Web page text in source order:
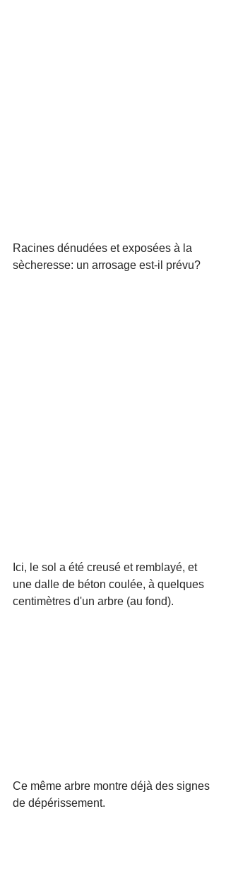
Racines dénudées et exposées à la
sècheresse: un arrosage est-il prévu?
Ici, le sol a été creusé et remblayé, et
une dalle de béton coulée, à quelques
centimètres d'un arbre (au fond).
Ce même arbre montre déjà des signes
de dépérissement.